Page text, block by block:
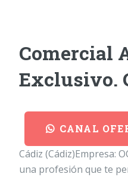
Comercial
Exclusivo.
CANAL
Cádiz (Cádiz)Empresa:
una profesión que te